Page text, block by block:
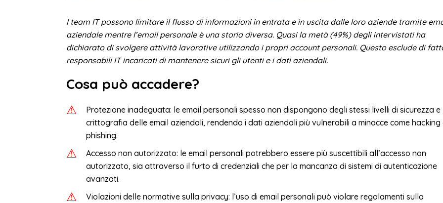
I team IT possono limitare il flusso di informazioni in entrata e in uscita dalle loro aziende tramite
aziendale mentre l’email personale è una storia diversa. Quasi la metà (49%) degli intervistati ha
dichiarato di svolgere attività lavorative utilizzando i propri account personali. Questo esclude di
responsabili IT incaricati di mantenere sicuri gli utenti e i dati aziendali.
Cosa può accadere?
Protezione inadeguata: le email personali spesso non dispongono degli stessi livelli di sicurezza e
crittografia delle email aziendali, rendendo i dati aziendali più vulnerabili a minacce come hacking
phishing.
Accesso non autorizzato: le email personali potrebbero essere più suscettibili all’accesso non
autorizzato, sia attraverso il furto di credenziali che per la mancanza di sistemi di autenticazione
avanzati.
Violazioni delle normative sulla privacy: l’uso di email personali può violare regolamenti sulla